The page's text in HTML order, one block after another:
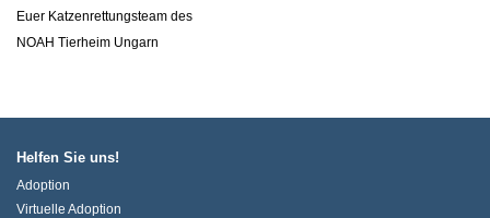
Euer Katzenrettungsteam des
NOAH Tierheim Ungarn
Helfen Sie uns!
Adoption
Virtuelle Adoption